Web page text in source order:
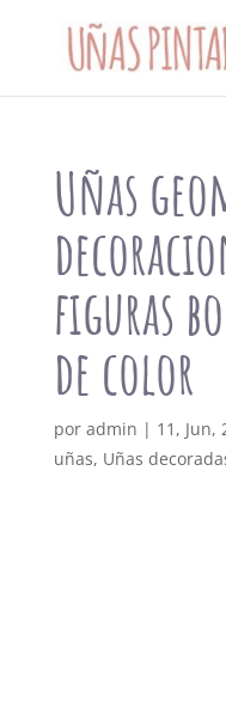
Uñas
figuras
de color
por admin | 11, Jun,
uñas, Uñas